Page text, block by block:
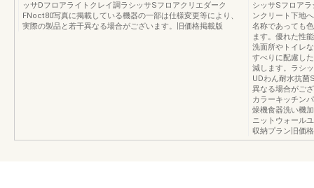
ッサDフロアライトクレイ調ラシッサSフロアクリエダーク
FNoct80写真に掲載している機器の一部は仕様変更等により、
実際の製品と若干異なる場合がございます。旧価格掲載版
シッサSフロア
ンクリート下地
名称であっても
ます。優れた性
洗面所やトイレ
すべりに配慮し
減します。ラシ
UDわん耐水抗菌
異なる場合がご
カラーキッチン
燥機食器洗い機
ニットウォール
収納プラン旧価